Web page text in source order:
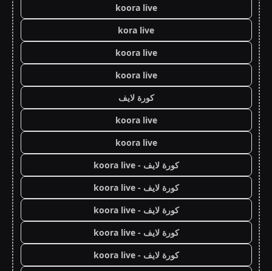
koora live
kora live
koora live
koora live
كورة لايف
koora live
koora live
كورة لايف - koora live
كورة لايف - koora live
كورة لايف - koora live
كورة لايف - koora live
كورة لايف - koora live